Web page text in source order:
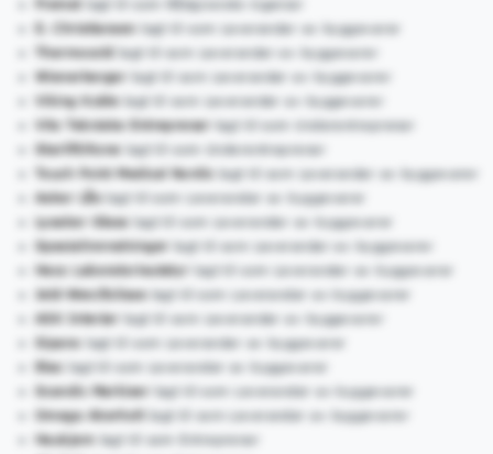
Fremst
lagt til som Rådgivende ingeniør
E. Christiansen
lagt til som Leverandør av byggevarer
Thermocold
lagt til som Leverandør av byggevarer
Wienerberger
lagt til som Leverandør av byggevarer
Viking Kulde lagt til som Leverandør av byggevarer
Vito Tekniske Entreprenør
lagt til som Underentreprenør
Starlift/Kone lagt til som Underentreprenør
Touch Point Medical Nordic
lagt til som Leverandør av byggevarer
Asker Låslagt til som Leverandør av byggevarer
Lysaker Glass lagt til som Leverandør av byggevarer
Spesialinnredninger
lagt til som Leverandør av byggevarer
Heco Laboratorieutstyr
lagt til som Leverandør av byggevarer
Jeld-Wen/Eclisse lagt til som Leverandør av byggevarer
ASK Interiør
lagt til som Leverandør av byggevarer
Sipano
lagt til som Leverandør av byggevarer
Etac
lagt til som Leverandør av byggevarer
Scandic Markiser
lagt til som Leverandør av byggevarer
Omega Akerholt
lagt til som Leverandør av byggevarer
Haukjem
lagt til som Entreprenør